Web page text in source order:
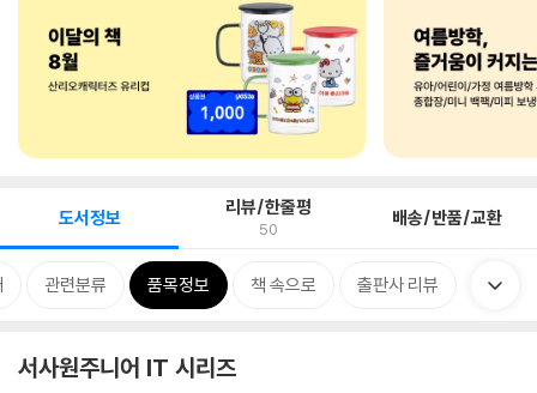
도서정보 리뷰/한줄평
50 배송/반품/교환
관련분류 품목정보 책 속으로 출판사 리뷰
서사원주니어 IT 시리즈